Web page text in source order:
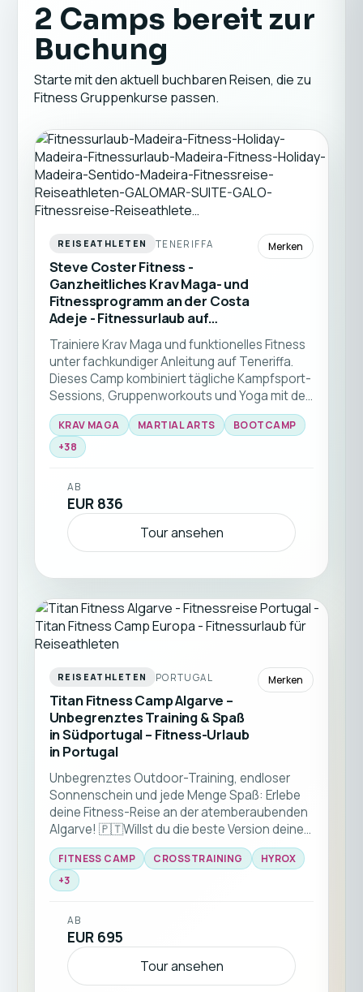
2 Camps bereit zur
Buchung
Starte mit den aktuell buchbaren Reisen, die zu
Fitness Gruppenkurse passen.
REISEATHLETEN TENERIFFA
Steve Coster Fitness -
Ganzheitliches Krav Maga- und
Fitnessprogramm an der Costa
Adeje - Fitnessurlaub auf
Teneriffa (Spanien)
Merken
Trainiere Krav Maga und funktionelles Fitness
unter fachkundiger Anleitung auf Teneriffa.
Dieses Camp kombiniert tägliche Kampfsport-
Sessions, Gruppenworkouts und Yoga mit der
atemberaubenden Naturkulisse der Insel 🥊☀️
Ideal für alle Niveaus, die ihre Fähigkeiten und
Fitness in einer unterstützenden
KRAV MAGA MARTIAL ARTS
BOOTCAMP
+38
AB
EUR 836
Tour ansehen
REISEATHLETEN PORTUGAL
Titan Fitness Camp Algarve –
Unbegrenztes Training & Spaß
in Südportugal – Fitness-Urlaub
in Portugal
Merken
Unbegrenztes Outdoor-Training, endloser
Sonnenschein und jede Menge Spaß: Erlebe
deine Fitness-Reise an der atemberaubenden
Algarve! 🇵🇹Willst du die beste Version deiner
selbst werden und deinen Urlaub mit einem
besonderen Sportprogramm verbinden? Dann
buche deinen nächsten Fitness-Urlaub in
Europas und freue dich auf zahlreiche
Outdoor-Sportkurse. Im neu eröffneten TITAN
FITNESS CAMP an der wunderschönen
Algarve trainierst du mit einem
hochqualifizierten, zertifizierten Trainerteam,
FITNESS CAMP CROSSTRAINING
HYROX
+3
AB
EUR 695
Tour ansehen